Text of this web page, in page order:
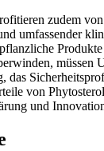
zudem
umfassender
müssen
das
von
und